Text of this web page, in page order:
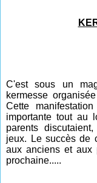
C'est sous un
kermesse
Cette
importante tout au
parents
jeux. Le succès de
aux anciens et aux
prochaine.....